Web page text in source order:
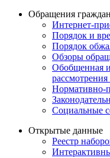
Обращения граждан
Интернет-
Порядок и
Порядок
Обзоры
Обобщенная
Нормативно-
Социальные
Открытые данные
Реестр